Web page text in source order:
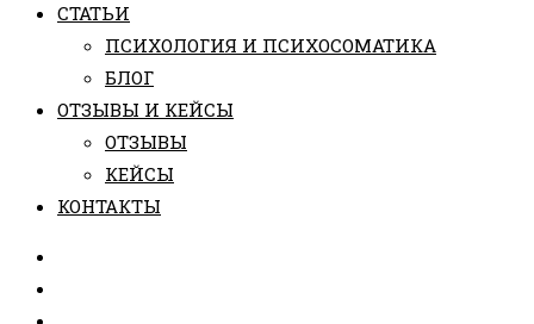
СТАТЬИ
ПCИХОЛОГИЯ И ПСИХОСОМАТИКА
БЛОГ
ОТЗЫВЫ И КЕЙСЫ
ОТЗЫВЫ
КЕЙСЫ
КОНТАКТЫ